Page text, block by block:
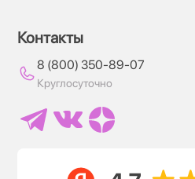
Контакты
8 (800) 350-89-07
Круглосуточно